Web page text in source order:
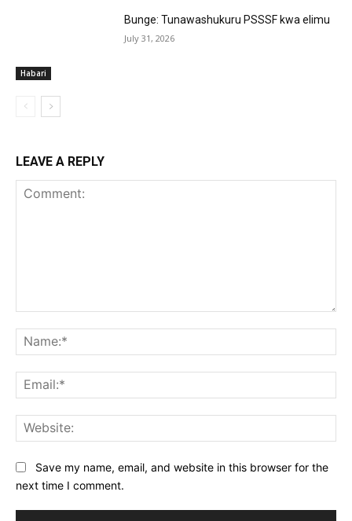
Habari
Bunge: Tunawashukuru PSSSF kwa elimu
July 31, 2026
LEAVE A REPLY
Save my name, email, and website in this browser for the
next time I comment.